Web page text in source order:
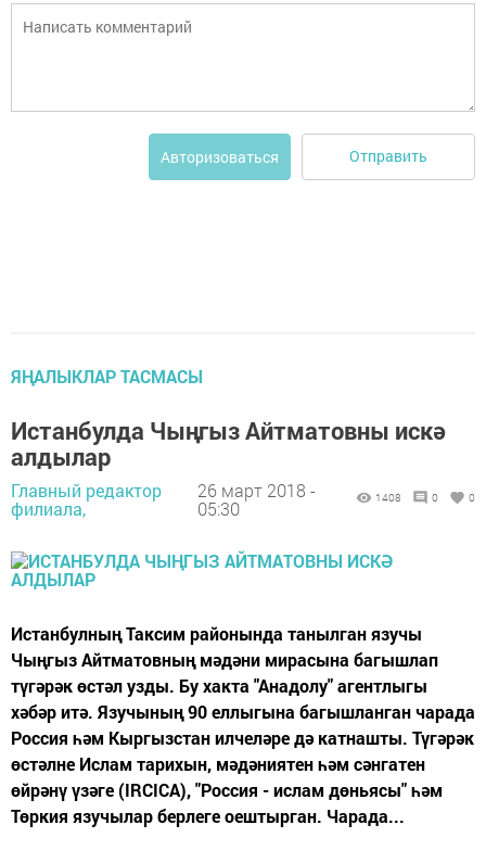
Авторизоваться Отправить
ЯҢАЛЫКЛАР ТАСМАСЫ
Истанбулда Чыңгыз Айтматовны искә
алдылар
Главный редактор
филиала,
26 март 2018 -
05:30
1408 0 0
Истанбулның Таксим районында танылган язучы
Чыңгыз Айтматовның мәдәни мирасына багышлап
түгәрәк өстәл узды. Бу хакта "Анадолу" агентлыгы
хәбәр итә. Язучының 90 еллыгына багышланган чарада
Россия һәм Кыргызстан илчеләре дә катнашты. Түгәрәк
өстәлне Ислам тарихын, мәдәниятен һәм сәнгатен
өйрәнү үзәге (IRCICA), "Россия - ислам дөньясы" һәм
Төркия язучылар берлеге оештырган. Чарада...